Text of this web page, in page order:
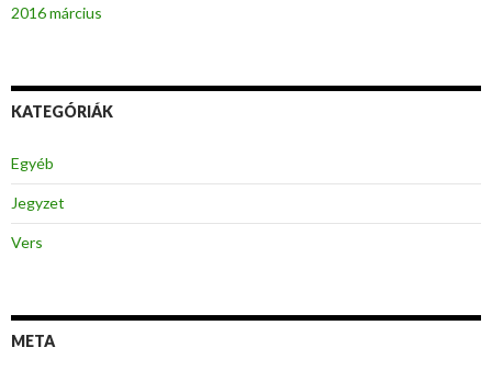
2016 március
KATEGÓRIÁK
Egyéb
Jegyzet
Vers
META